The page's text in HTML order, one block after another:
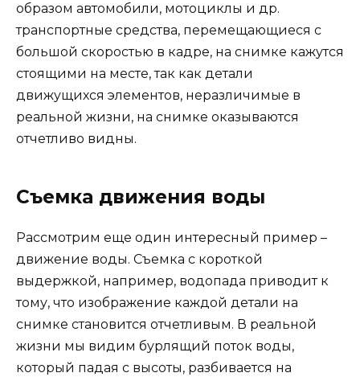
образом автомобили, мотоциклы и др.
транспортные средства, перемещающиеся с
большой скоростью в кадре, на снимке кажутся
стоящими на месте, так как детали
движущихся элементов, неразличимые в
реальной жизни, на снимке оказываются
отчетливо видны.
Съемка движения воды
Рассмотрим еще один интересный пример –
движение воды. Съемка с короткой
выдержкой, например, водопада приводит к
тому, что изображение каждой детали на
снимке становится отчетливым. В реальной
жизни мы видим бурлящий поток воды,
который падая с высоты, разбивается на